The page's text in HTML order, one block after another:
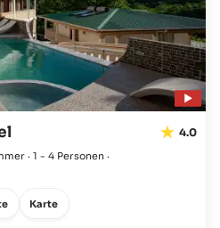
4.0
· 1 - 4 Personen ·
Karte